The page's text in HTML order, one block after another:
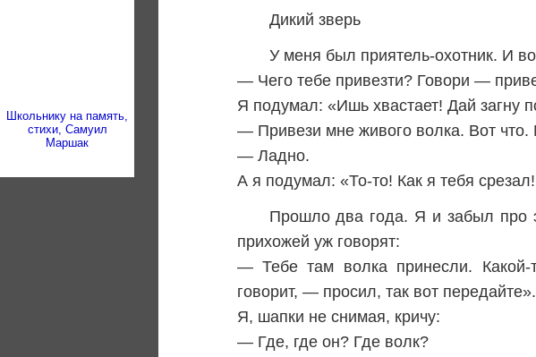
Школьнику на память,
стихи, Самуил
Маршак
Дикий зверь
У меня был приятель-охотник. И
— Чего тебе привезти? Говори —
Я подумал: «Ишь хвастает! Дай загну
— Привези мне живого волка. Вот что.
— Ладно.
А я подумал: «То-то! Как я тебя
Прошло два года. Я и забыл про
прихожей уж говорят:
— Тебе там волка принесли.
говорит, — просил, так вот
Я, шапки не снимая, кричу:
— Где, где он? Где волк?